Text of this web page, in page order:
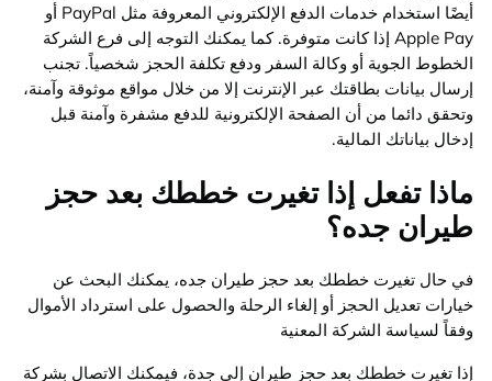
أيضًا استخدام خدمات الدفع الإلكتروني المعروفة مثل PayPal أو
Apple Pay إذا كانت متوفرة. كما يمكنك التوجه إلى فرع الشركة
الخطوط الجوية أو وكالة السفر ودفع تكلفة الحجز شخصياً. تجنب
إرسال بيانات بطاقتك عبر الإنترنت إلا من خلال مواقع موثوقة وآمنة،
وتحقق دائما من أن الصفحة الإلكترونية للدفع مشفرة وآمنة قبل
إدخال بياناتك المالية.
ماذا تفعل إذا تغيرت خططك بعد حجز
طيران جده؟
في حال تغيرت خططك بعد حجز طيران جده، يمكنك البحث عن
خيارات تعديل الحجز أو إلغاء الرحلة والحصول على استرداد الأموال
وفقاً لسياسة الشركة المعنية
إذا تغيرت خططك بعد حجز طيران إلى جدة، فيمكنك الاتصال بشركة